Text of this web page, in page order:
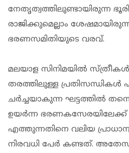
നേതൃത്വത്തിലുണ്ടായിരുന്ന
രാജിക്കുമെല്ലാം
ഭരണസമിതിയുടെ വരവ്.
മലയാള സിനിമയിൽ സ്ത്രീകൾ
തരത്തിലുള്ള
ചർച്ചയാകുന്ന ഘട്ടത്തിൽ
ഉയർന്ന
എത്തുന്നതിനെ വലിയ
നിരവധി പേർ കണ്ടത്.